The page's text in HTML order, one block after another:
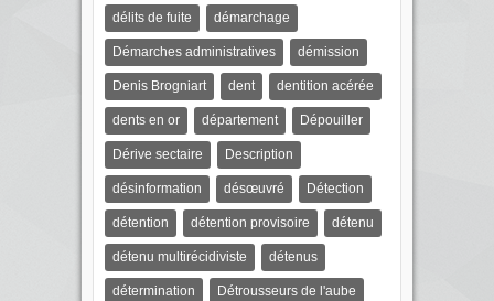
délits de fuite démarchage
Démarches administratives démission
Denis Brogniart dent dentition acérée
dents en or département Dépouiller
Dérive sectaire Description
désinformation désœuvré Détection
détention détention provisoire détenu
détenu multirécidiviste détenus
détermination Détrousseurs de l'aube